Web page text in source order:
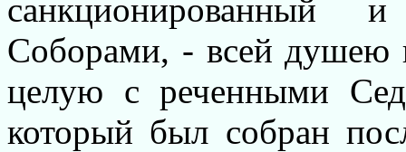
санкционированный
Соборами, - всей душею
целую с реченными
который был собран